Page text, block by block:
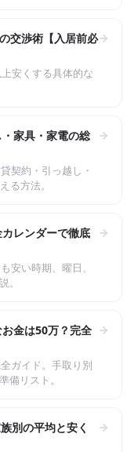
交渉術【入居前必
安くする具体的な
家具・家電の総
契約・引っ越し・
る方法。
レンダーで徹底
安い時期、曜日、
。
金は50万？完全
ガイド。手取り別
備リスト。
別の平均と安く